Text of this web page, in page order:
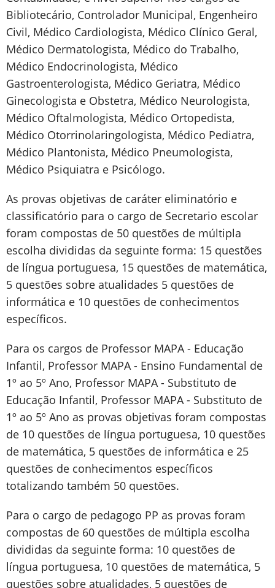
Bibliotecário, Controlador Municipal, Engenheiro
Civil, Médico Cardiologista, Médico Clínico Geral,
Médico Dermatologista, Médico do Trabalho,
Médico Endocrinologista, Médico
Gastroenterologista, Médico Geriatra, Médico
Ginecologista e Obstetra, Médico Neurologista,
Médico Oftalmologista, Médico Ortopedista,
Médico Otorrinolaringologista, Médico Pediatra,
Médico Plantonista, Médico Pneumologista,
Médico Psiquiatra e Psicólogo.
As provas objetivas de caráter eliminatório e
classificatório para o cargo de Secretario escolar
foram compostas de 50 questões de múltipla
escolha divididas da seguinte forma: 15 questões
de língua portuguesa, 15 questões de matemática,
5 questões sobre atualidades 5 questões de
informática e 10 questões de conhecimentos
específicos.
Para os cargos de Professor MAPA - Educação
Infantil, Professor MAPA - Ensino Fundamental de
1º ao 5º Ano, Professor MAPA - Substituto de
Educação Infantil, Professor MAPA - Substituto de
1º ao 5º Ano as provas objetivas foram compostas
de 10 questões de língua portuguesa, 10 questões
de matemática, 5 questões de informática e 25
questões de conhecimentos específicos
totalizando também 50 questões.
Para o cargo de pedagogo PP as provas foram
compostas de 60 questões de múltipla escolha
divididas da seguinte forma: 10 questões de
língua portuguesa, 10 questões de matemática, 5
questões sobre atualidades, 5 questões de